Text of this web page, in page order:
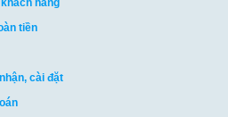
tiền
cài đặt